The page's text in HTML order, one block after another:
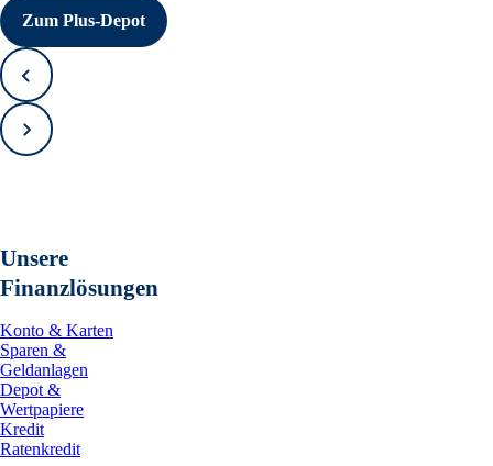
Zum Plus-Depot
Zurück
Vorwärts
Unsere
Finanzlösungen
Konto & Karten
Sparen &
Geldanlagen
Depot &
Wertpapiere
Kredit
Ratenkredit